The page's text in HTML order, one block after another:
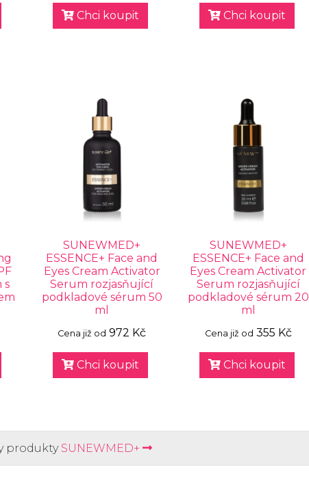
Chci koupit Chci koupit
s
SUNEWMED+
ESSENCE+ Face and
Eyes Cream Activator
Serum rozjasňující
podkladové sérum 50
ml
Cena již od 972 Kč
Chci koupit
SUNEWMED+
ESSENCE+ Face and
Eyes Cream Activator
Serum rozjasňující
podkladové sérum 20
ml
Cena již od 355 Kč
Chci koupit
produkty SUNEWMED+